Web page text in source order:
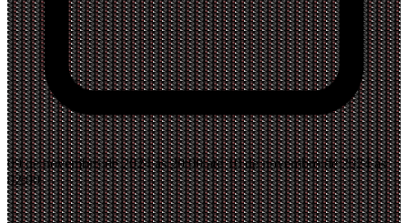
09 de novembro de 2024 às 20:00 até 10 de novembro de 2024 às
02:00